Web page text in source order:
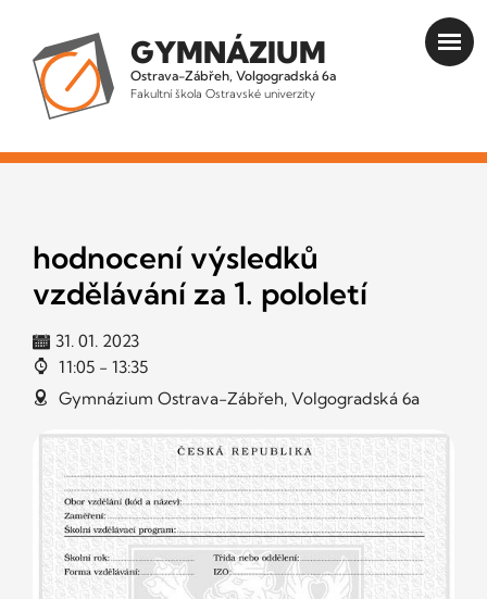
GYMNÁZIUM
Ostrava-Zábřeh, Volgogradská 6a
Fakultní škola Ostravské univerzity
hodnocení výsledků
vzdělávání za 1. pololetí
31. 01. 2023
11:05 - 13:35
Gymnázium Ostrava-Zábřeh, Volgogradská 6a